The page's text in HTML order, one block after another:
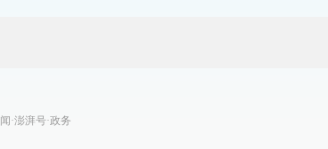
·澎湃号·政务